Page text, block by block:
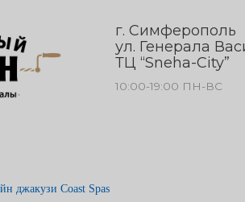
г. Симферополь
ул. Генерала
ТЦ “Sneha-City”
10:00-19:00 ПН-ВС
джакузи Coast Spas